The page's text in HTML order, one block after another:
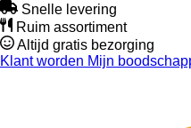
Snelle levering
Ruim assortiment
Altijd gratis bezorging
Klant worden Mijn